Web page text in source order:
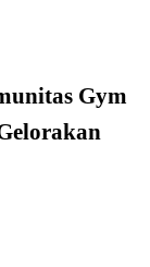
Gym